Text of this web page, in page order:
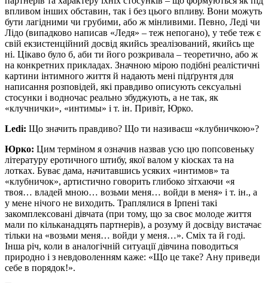
впливом інших обставин, так і без цього впливу. Вони можуть
бути лагідними чи грубими, або ж мінливими. Певно, Леді чи
Лідо (випадково написав «Ледя» – теж непогано), у тебе теж є
свій екзистенційний досвід якийсь зреалізований, якийсь ще
ні. Цікаво було б, аби ти його розкривала – теоретично, або ж
на конкретних прикладах. Значною мірою подібні реалістичні
картини інтимного життя й надають мені підґрунтя для
написання розповідей, які правдиво описують сексуальні
стосунки і водночас реально збуджують, а не так, як
«клучнички», «интимы» і т. ін. Привіт, Юрко.
Ledi: Що значить правдиво? Що ти називаєш «клубничкою»?
Юрко: Цим терміном я означив назвав усю цю попсовеньку
літературу еротичного штибу, якої валом у кіосках та на
лотках. Буває дама, начитавшись усяких «интимов» та
«клубничок», артистично говорить глибоко зітхаючи «я
твоя… владей мною… возьми меня… войди в меня» і т. ін., а
у мене нічого не виходить. Траплялися в Ірпені такі
закомплексовані дівчата (при тому, що за своє молоде життя
мали по кільканадцять партнерів), а розуму й досвіду вистачає
тільки на «возьми меня… войди у меня…». Сміх та й годі.
Інша річ, коли в аналогічній ситуації дівчина поводиться
природно і з невдоволенням каже: «Що це таке? Ану приведи
себе в порядок!».